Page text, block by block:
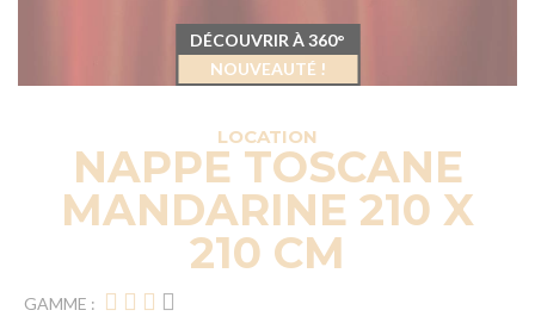
LOCATION
NAPPE TOSCANE
MANDARINE 210 X
210 CM
GAMME :
DÉCOUVRIR À 360°
NOUVEAUTÉ !